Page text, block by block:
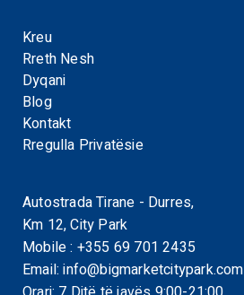
Kreu
Rreth Nesh
Dyqani
Blog
Kontakt
Rregulla Privatësie
Autostrada Tirane - Durres,
Km 12, City Park
Mobile : +355 69 701 2435
Email:info@bigmarketcitypark.com